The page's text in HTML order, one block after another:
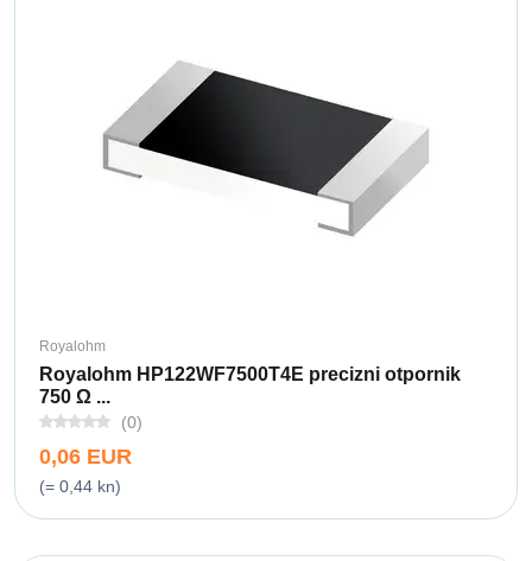
Royalohm
Royalohm HP122WF7500T4E precizni otpornik
750 Ω ...
(0)
0,06 EUR
(= 0,44 kn)